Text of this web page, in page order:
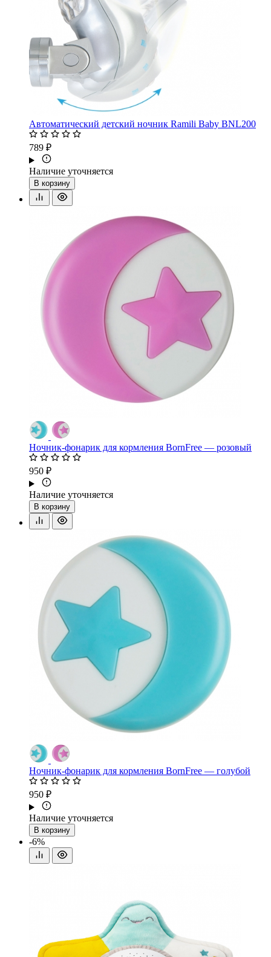
Автоматический детский ночник Ramili Baby BNL200
789 ₽
Наличие уточняется
В корзину
Ночник-фонарик для кормления BornFree — розовый
950 ₽
Наличие уточняется
В корзину
Ночник-фонарик для кормления BornFree — голубой
950 ₽
Наличие уточняется
В корзину
-6%